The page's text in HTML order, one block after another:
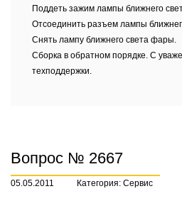
Поддеть зажим лампы ближнего
Отсоединить разъем лампы
Снять лампу ближнего света фары.
Сборка в обратном порядке. С
техподдержки.
Вопрос № 2667
05.05.2011 Категория: Сервис